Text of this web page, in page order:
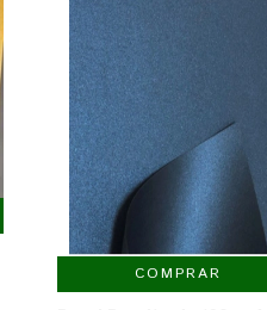
COMPRAR